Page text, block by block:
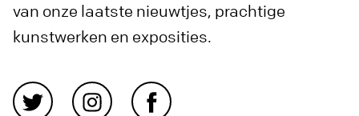
van onze laatste nieuwtjes, prachtige
kunstwerken en exposities.